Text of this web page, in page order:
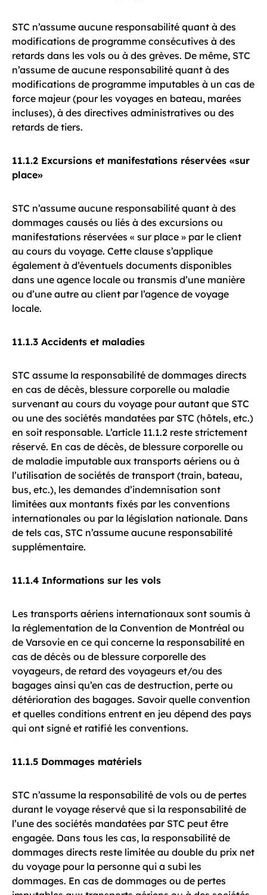
STC n’assume aucune responsabilité quant à des
modifications de programme consécutives à des
retards dans les vols ou à des grèves. De même, STC
n’assume de aucune responsabilité quant à des
modifications de programme imputables à un cas de
force majeur (pour les voyages en bateau, marées
incluses), à des directives administratives ou des
retards de tiers.
11.1.2 Excursions et manifestations réservées «sur
place»
STC n’assume aucune responsabilité quant à des
dommages causés ou liés à des excursions ou
manifestations réservées « sur place » par le client
au cours du voyage. Cette clause s’applique
également à d’éventuels documents disponibles
dans une agence locale ou transmis d’une manière
ou d’une autre au client par l’agence de voyage
locale.
11.1.3 Accidents et maladies
STC assume la responsabilité de dommages directs
en cas de décès, blessure corporelle ou maladie
survenant au cours du voyage pour autant que STC
ou une des sociétés mandatées par STC (hôtels, etc.)
en soit responsable. L’article 11.1.2 reste strictement
réservé. En cas de décès, de blessure corporelle ou
de maladie imputable aux transports aériens ou à
l’utilisation de sociétés de transport (train, bateau,
bus, etc.), les demandes d’indemnisation sont
limitées aux montants fixés par les conventions
internationales ou par la législation nationale. Dans
de tels cas, STC n’assume aucune responsabilité
supplémentaire.
11.1.4 Informations sur les vols
Les transports aériens internationaux sont soumis à
la réglementation de la Convention de Montréal ou
de Varsovie en ce qui concerne la responsabilité en
cas de décès ou de blessure corporelle des
voyageurs, de retard des voyageurs et/ou des
bagages ainsi qu’en cas de destruction, perte ou
détérioration des bagages. Savoir quelle convention
et quelles conditions entrent en jeu dépend des pays
qui ont signé et ratifié les conventions.
11.1.5 Dommages matériels
STC n’assume la responsabilité de vols ou de pertes
durant le voyage réservé que si la responsabilité de
l’une des sociétés mandatées par STC peut être
engagée. Dans tous les cas, la responsabilité de
dommages directs reste limitée au double du prix net
du voyage pour la personne qui a subi les
dommages. En cas de dommages ou de pertes